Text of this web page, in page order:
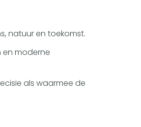
natuur en toekomst.
en moderne
als waarmee de